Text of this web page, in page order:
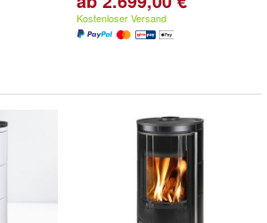
Kostenloser Versand